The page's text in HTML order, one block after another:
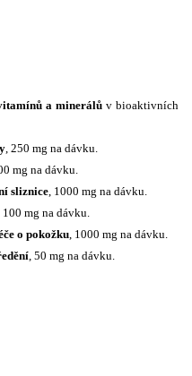
a minerálův bioaktivních
, 250 mg na dávku.
mg na dávku.
sliznice , 1000 mg na dávku.
, 100 mg na dávku.
o pokožku , 1000 mg na dávku.
, 50 mg na dávku.